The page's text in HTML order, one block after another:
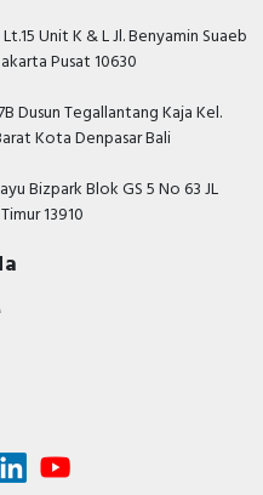
Unit K & L Jl. Benyamin Suaeb
Pusat 10630
Dusun Tegallantang Kaja Kel.
Kota Denpasar Bali
Bizpark Blok GS 5 No 63 JL
13910